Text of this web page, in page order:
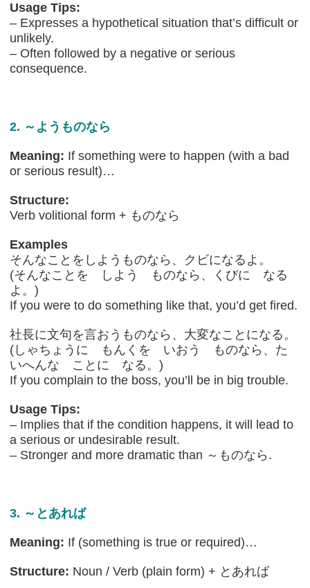
Usage Tips:
– Expresses a hypothetical situation that’s difficult or
unlikely.
– Often followed by a negative or serious
consequence.
2. ～ようものなら
Meaning: If something were to happen (with a bad
or serious result)…
Structure:
Verb volitional form + ものなら
Examples
そんなことをしようものなら、クビになるよ。
(そんなことを しよう ものなら、くびに なる
よ。)
If you were to do something like that, you’d get fired.
社長に文句を言おうものなら、大変なことになる。
(しゃちょうに もんくを いおう ものなら、た
いへんな ことに なる。)
If you complain to the boss, you’ll be in big trouble.
Usage Tips:
– Implies that if the condition happens, it will lead to
a serious or undesirable result.
– Stronger and more dramatic than ～ものなら.
3. ～とあれば
Meaning: If (something is true or required)…
Structure: Noun / Verb (plain form) + とあれば